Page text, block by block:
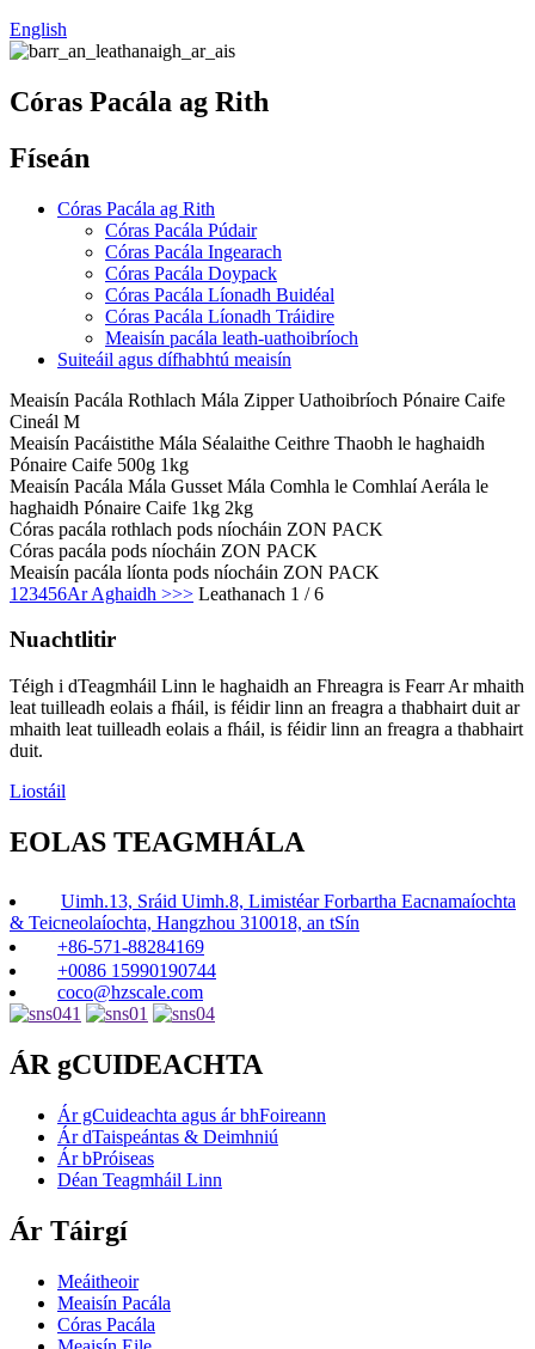
English
Córas Pacála ag Rith
Físeán
Córas Pacála ag Rith
Córas Pacála Púdair
Córas Pacála Ingearach
Córas Pacála Doypack
Córas Pacála Líonadh Buidéal
Córas Pacála Líonadh Tráidire
Meaisín pacála leath-uathoibríoch
Suiteáil agus dífhabhtú meaisín
Meaisín Pacála Rothlach Mála Zipper Uathoibríoch Pónaire Caife
Cineál M
Meaisín Pacáistithe Mála Séalaithe Ceithre Thaobh le haghaidh
Pónaire Caife 500g 1kg
Meaisín Pacála Mála Gusset Mála Comhla le Comhlaí Aerála le
haghaidh Pónaire Caife 1kg 2kg
Córas pacála rothlach pods níocháin ZON PACK
Córas pacála pods níocháin ZON PACK
Meaisín pacála líonta pods níocháin ZON PACK
1 23456Ar Aghaidh >>> Leathanach 1 / 6
Nuachtlitir
Téigh i dTeagmháil Linn le haghaidh an Fhreagra is Fearr Ar mhaith
leat tuilleadh eolais a fháil, is féidir linn an freagra a thabhairt duit ar
mhaith leat tuilleadh eolais a fháil, is féidir linn an freagra a thabhairt
duit.
Liostáil
EOLAS TEAGMHÁLA
Uimh.13, Sráid Uimh.8, Limistéar Forbartha Eacnamaíochta
& Teicneolaíochta, Hangzhou 310018, an tSín
+86-571-88284169
+0086 15990190744
coco@hzscale.com
ÁR gCUIDEACHTA
Ár gCuideachta agus ár bhFoireann
Ár dTaispeántas & Deimhniú
Ár bPróiseas
Déan Teagmháil Linn
Ár Táirgí
Meáitheoir
Meaisín Pacála
Córas Pacála